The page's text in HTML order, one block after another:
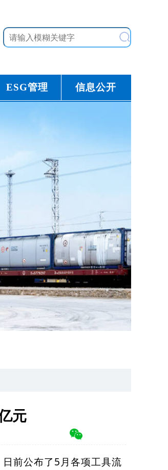
ESG管理 信息公开
元
前公布了5月各项工具流